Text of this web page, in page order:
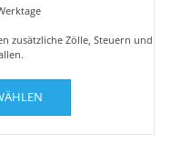
zusätzliche Zölle, Steuern und
Dieses
weist
mehrere